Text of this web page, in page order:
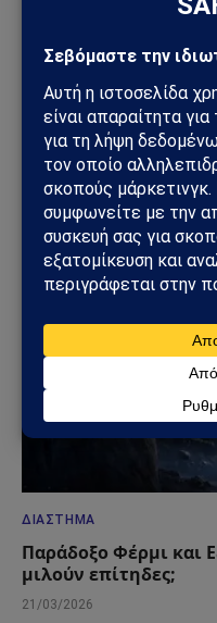
ΔΙΆΣΤΗΜΑ
TRAPPIST-1: Οι
σαν τη Γη δείχνουν
ΔΙΆΣΤΗΜΑ
Παράδοξο Φέρμι και
μιλούν επίτηδες;
21/03/2026